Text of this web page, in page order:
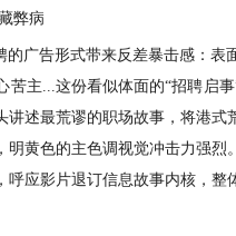
弊病
的广告形式带来反差暴击感 ：表
苦主...这份看似体面的“招聘启
讲述最荒谬的职场故事，将港式
黄色的主色调视觉冲击力强
应影片退订信息故事内核，整